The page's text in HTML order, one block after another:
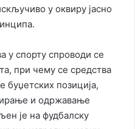
у оквиру јасно
у спорту спроводи се
при чему се средства
буџетских позиција,
и одржавање
је на фудбалску